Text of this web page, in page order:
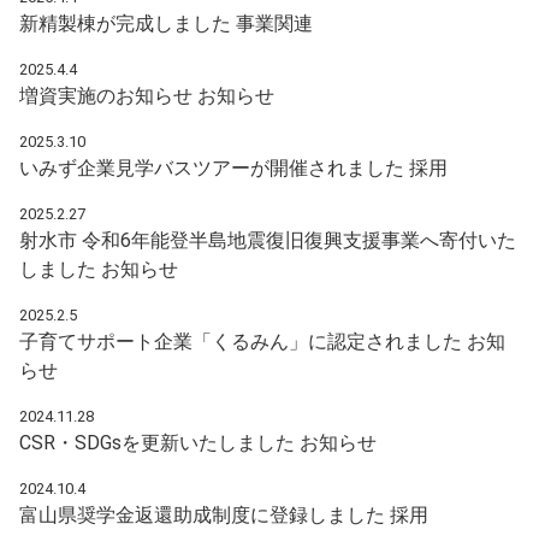
新精製棟が完成しました 事業関連
2025.4.4
増資実施のお知らせ お知らせ
2025.3.10
いみず企業見学バスツアーが開催されました 採用
2025.2.27
射水市 令和6年能登半島地震復旧復興支援事業へ寄付いた
しました お知らせ
2025.2.5
子育てサポート企業「くるみん」に認定されました お知
らせ
2024.11.28
CSR・SDGsを更新いたしました お知らせ
2024.10.4
富山県奨学金返還助成制度に登録しました 採用